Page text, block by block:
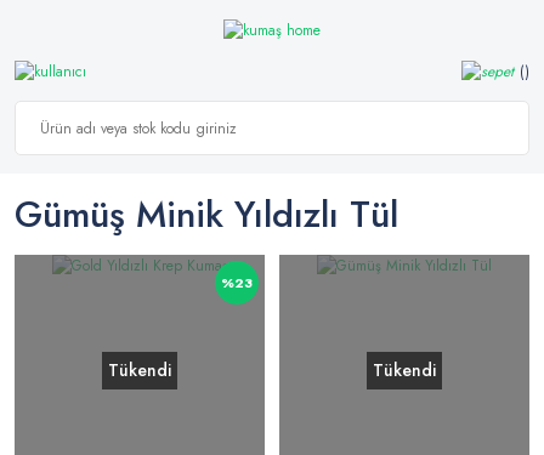
Gümüş Minik Yıldızlı Tül
%23
Tükendi Tükendi